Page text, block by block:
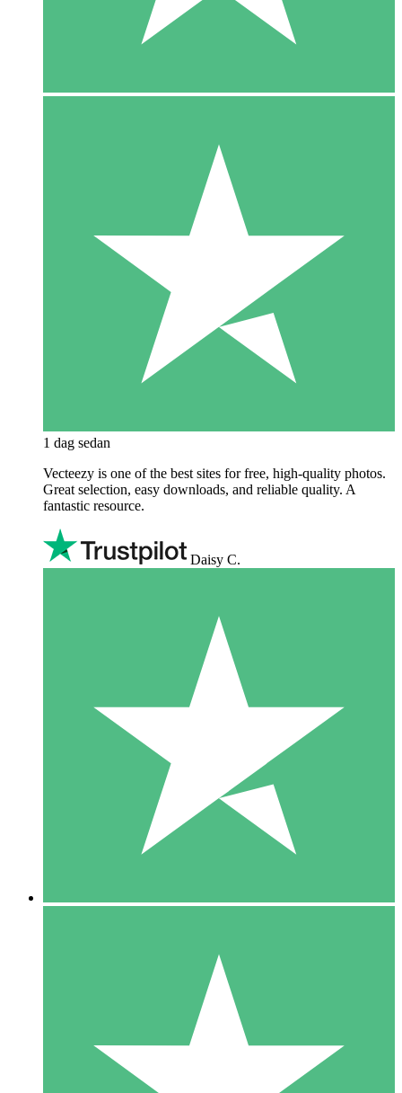
1 dag sedan
Vecteezy is one of the best sites for free, high‑quality photos.
Great selection, easy downloads, and reliable quality. A
fantastic resource.
Daisy C.